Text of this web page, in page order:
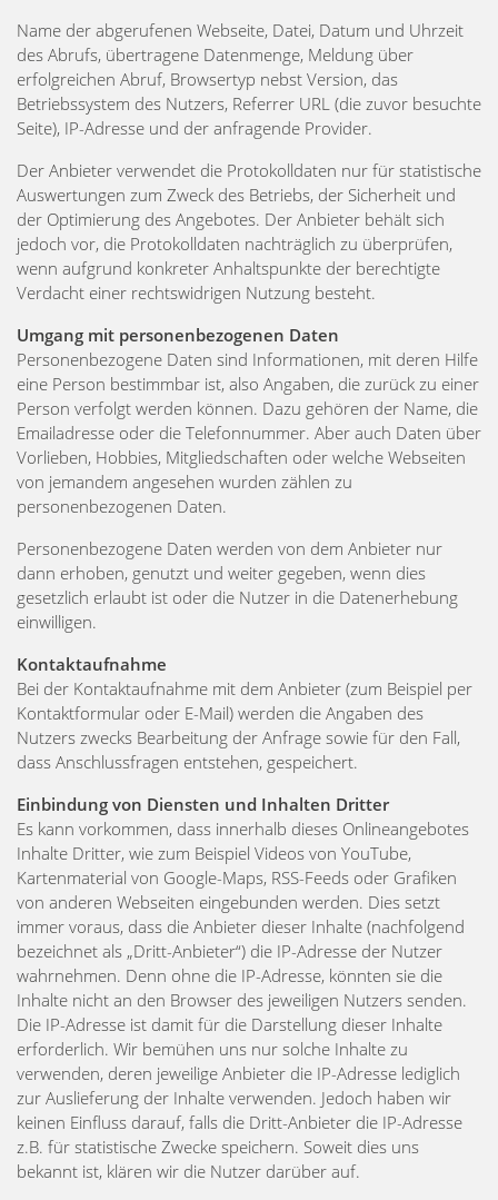
Name der abgerufenen Webseite, Datei, Datum und Uhrzeit
des Abrufs, übertragene Datenmenge, Meldung über
erfolgreichen Abruf, Browsertyp nebst Version, das
Betriebssystem des Nutzers, Referrer URL (die zuvor besuchte
Seite), IP-Adresse und der anfragende Provider.
Der Anbieter verwendet die Protokolldaten nur für statistische
Auswertungen zum Zweck des Betriebs, der Sicherheit und
der Optimierung des Angebotes. Der Anbieter behält sich
jedoch vor, die Protokolldaten nachträglich zu überprüfen,
wenn aufgrund konkreter Anhaltspunkte der berechtigte
Verdacht einer rechtswidrigen Nutzung besteht.
Umgang mit personenbezogenen Daten
Personenbezogene Daten sind Informationen, mit deren Hilfe
eine Person bestimmbar ist, also Angaben, die zurück zu einer
Person verfolgt werden können. Dazu gehören der Name, die
Emailadresse oder die Telefonnummer. Aber auch Daten über
Vorlieben, Hobbies, Mitgliedschaften oder welche Webseiten
von jemandem angesehen wurden zählen zu
personenbezogenen Daten.
Personenbezogene Daten werden von dem Anbieter nur
dann erhoben, genutzt und weiter gegeben, wenn dies
gesetzlich erlaubt ist oder die Nutzer in die Datenerhebung
einwilligen.
Kontaktaufnahme
Bei der Kontaktaufnahme mit dem Anbieter (zum Beispiel per
Kontaktformular oder E-Mail) werden die Angaben des
Nutzers zwecks Bearbeitung der Anfrage sowie für den Fall,
dass Anschlussfragen entstehen, gespeichert.
Einbindung von Diensten und Inhalten Dritter
Es kann vorkommen, dass innerhalb dieses Onlineangebotes
Inhalte Dritter, wie zum Beispiel Videos von YouTube,
Kartenmaterial von Google-Maps, RSS-Feeds oder Grafiken
von anderen Webseiten eingebunden werden. Dies setzt
immer voraus, dass die Anbieter dieser Inhalte (nachfolgend
bezeichnet als „Dritt-Anbieter“) die IP-Adresse der Nutzer
wahrnehmen. Denn ohne die IP-Adresse, könnten sie die
Inhalte nicht an den Browser des jeweiligen Nutzers senden.
Die IP-Adresse ist damit für die Darstellung dieser Inhalte
erforderlich. Wir bemühen uns nur solche Inhalte zu
verwenden, deren jeweilige Anbieter die IP-Adresse lediglich
zur Auslieferung der Inhalte verwenden. Jedoch haben wir
keinen Einfluss darauf, falls die Dritt-Anbieter die IP-Adresse
z.B. für statistische Zwecke speichern. Soweit dies uns
bekannt ist, klären wir die Nutzer darüber auf.